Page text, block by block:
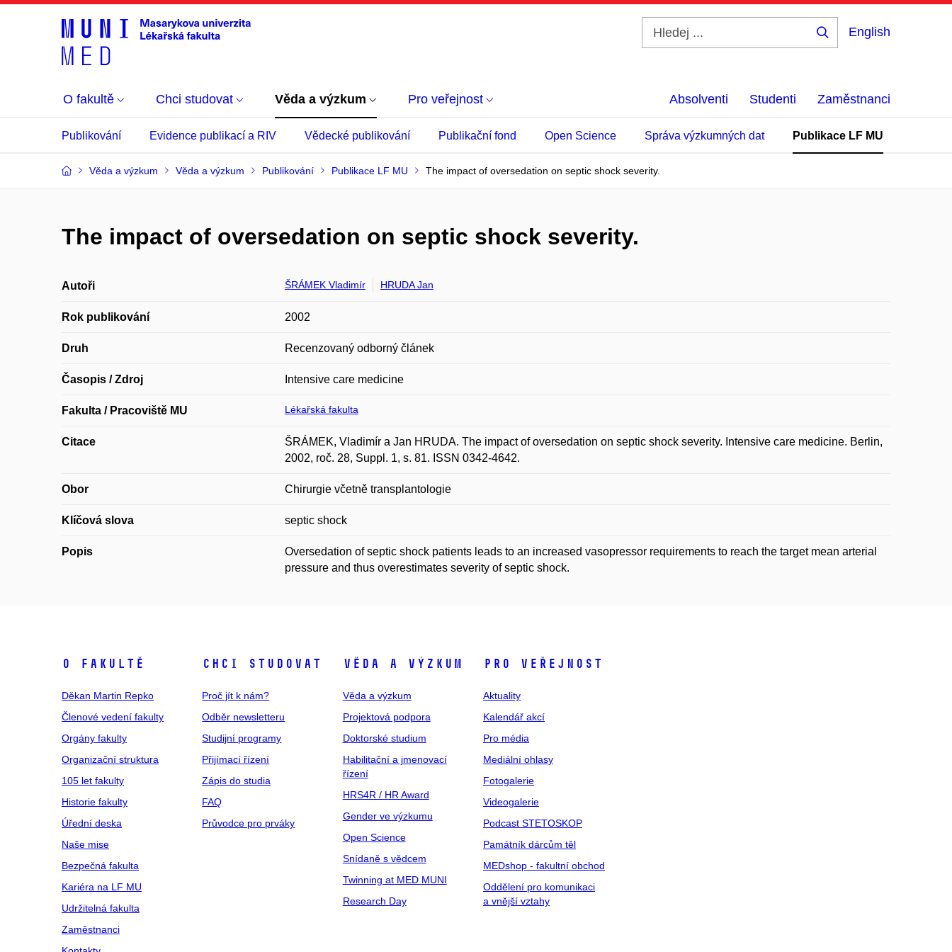
English
O fakultě Chci studovat Věda a výzkum Pro veřejnost Absolventi Studenti Zaměstnanci
Publikování Evidence publikací a RIV Vědecké publikování Publikační fond Open Science Správa výzkumných dat Publikace LF MU
Věda a výzkum Věda a výzkum Publikování Publikace LF MU The impact of oversedation on septic shock severity.
The impact of oversedation on septic shock severity.
Autoři ŠRÁMEK Vladimír HRUDA Jan
Rok publikování 2002
Druh Recenzovaný odborný článek
Časopis / Zdroj Intensive care medicine
Fakulta / Pracoviště MU Lékařská fakulta
Citace
ŠRÁMEK, Vladimír a Jan HRUDA. The impact of oversedation on septic shock severity. Intensive care medicine. Berlin,
2002, roč. 28, Suppl. 1, s. 81. ISSN 0342-4642.
Obor Chirurgie včetně transplantologie
Klíčová slova septic shock
Popis
Oversedation of septic shock patients leads to an increased vasopressor requirements to reach the target mean arterial
pressure and thus overestimates severity of septic shock.
O fakultě
Děkan Martin Repko
Členové vedení fakulty
Orgány fakulty
Organizační struktura
105 let fakulty
Historie fakulty
Úřední deska
Naše mise
Bezpečná fakulta
Kariéra na LF MU
Udržitelná fakulta
Zaměstnanci
Chci studovat
Proč jít k nám?
Odběr newsletteru
Studijní programy
Přijímací řízení
Zápis do studia
FAQ
Průvodce pro prváky
Věda a výzkum
Věda a výzkum
Projektová podpora
Doktorské studium
Habilitační a jmenovací
řízení
HRS4R / HR Award
Gender ve výzkumu
Open Science
Snídaně s vědcem
Twinning at MED MUNI
Research Day
Pro veřejnost
Aktuality
Kalendář akcí
Pro média
Mediální ohlasy
Fotogalerie
Videogalerie
Podcast STETOSKOP
Památník dárcům těl
MEDshop - fakultní obchod
Oddělení pro komunikaci
a vnější vztahy